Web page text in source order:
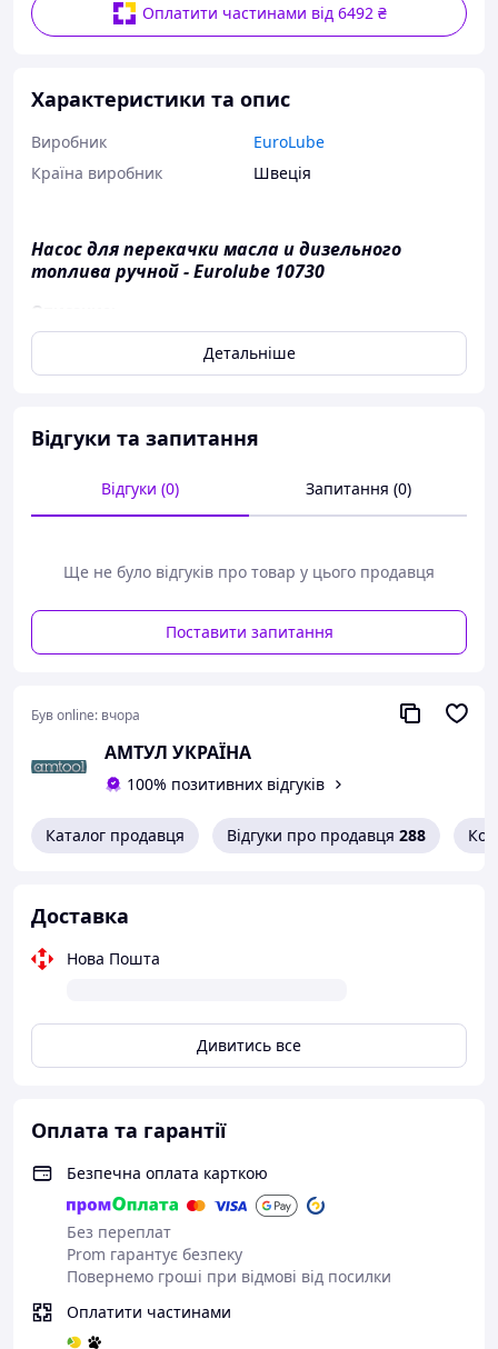
Оплатити частинами від 6492 ₴
Характеристики та опис
Виробник
EuroLube
Країна виробник
Швеція
Насос для перекачки масла и дизельного
топлива ручной - Eurolube 10730
Описание:
Ручные перекачивающие насосы для масла и
дизельного топлива, крепятся непосредственно
всасывающей трубой и 2" адаптером для бочек
обеспечивается за счет постоянного
усовершенствования и использования
мастерских, так и на производстве
перекачки легко воспламеняющихся и
коррозионно-активных жидкостей
Телескопическая трубка: 1000 мм
Габаритні розміри: 340 x 160 x 120 мм
Вага: 4,8 кг
Вироблено компанією Eurolube (Швеція)
Детальніше
Відгуки та запитання
Відгуки (0) Запитання (0)
Ще не було відгуків про товар у цього продавця
Поставити запитання
Був online: вчора
АМТУЛ УКРАЇНА
100% позитивних відгуків
Каталог продавця Відгуки про продавця 288
Доставка
Нова Пошта
Дивитись все
Оплата та гарантії
Безпечна оплата карткою
Без переплат
Prom гарантує безпеку
Повернемо гроші при відмові від посилки
Оплатити частинами